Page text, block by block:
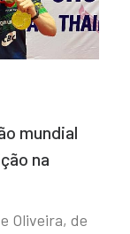
mundial
na
Oliveira, de